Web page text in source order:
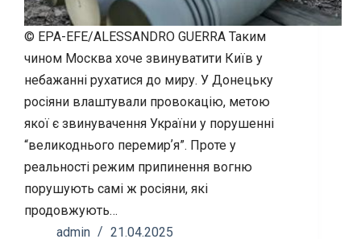
© EPA-EFE/ALESSANDRO GUERRA Таким
чином Москва хоче звинуватити Київ у
небажанні рухатися до миру. У Донецьку
росіяни влаштували провокацію, метою
якої є звинувачення України у порушенні
“великоднього перемирʼя”. Проте у
реальності режим припинення вогню
порушують самі ж росіяни, які
продовжують…
admin
21.04.2025